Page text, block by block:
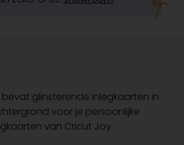
bevat glinsterende inlegkaarten in
voor je persoonlijke
van Cricut Joy.